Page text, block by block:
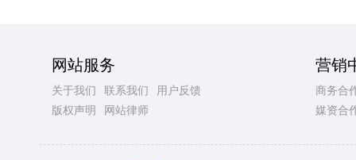
网站服务
关于我们 联系我们
用户反馈
版权声明
网站律师
营销
商务合
媒资合